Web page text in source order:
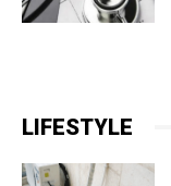
LIFESTYLE